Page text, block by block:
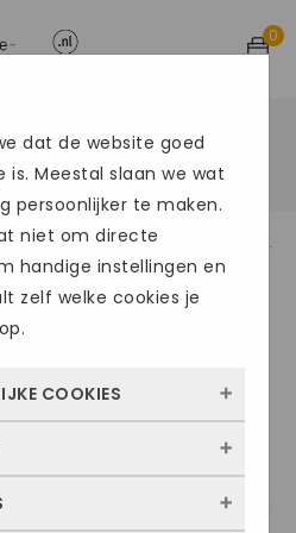
0
/
dat de website goed
is. Meestal slaan we wat
persoonlijker te maken.
niet om directe
handige instellingen en
zelf welke cookies je
COOKIES
ervoor dat de website
uitgezet. Meestal
we hoe vaak onze